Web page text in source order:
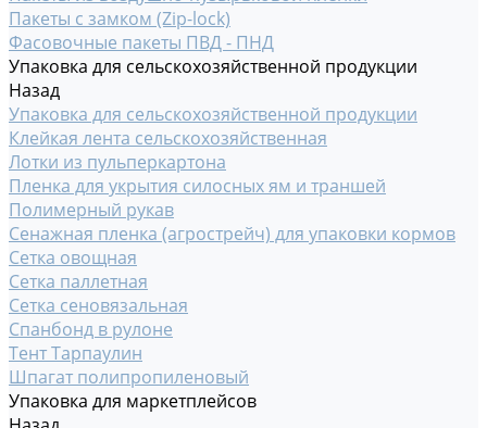
Пакеты с замком (Zip-lock)
Фасовочные пакеты ПВД - ПНД
Упаковка для сельскохозяйственной продукции
Назад
Упаковка для сельскохозяйственной продукции
Клейкая лента сельскохозяйственная
Лотки из пульперкартона
Пленка для укрытия силосных ям и траншей
Полимерный рукав
Сенажная пленка (агрострейч) для упаковки кормов
Сетка овощная
Сетка паллетная
Сетка сеновязальная
Спанбонд в рулоне
Тент Тарпаулин
Шпагат полипропиленовый
Упаковка для маркетплейсов